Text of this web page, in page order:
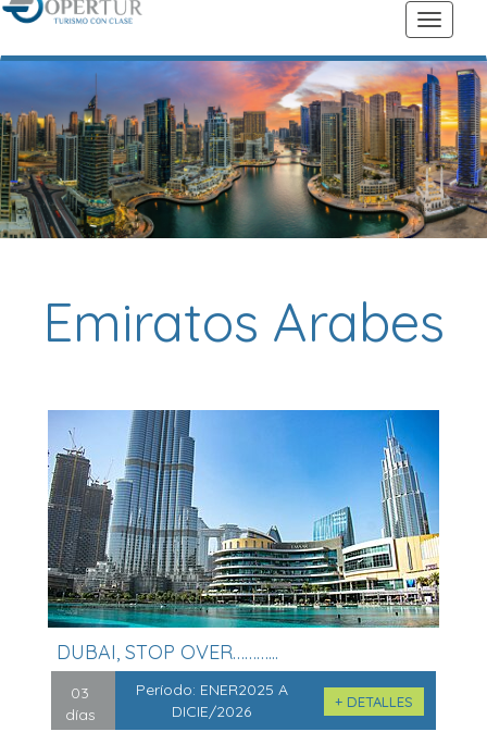
Emiratos Arabes
DUBAI, STOP OVER………...
03
días
Período: ENER2025 A
DICIE/2026
+ DETALLES